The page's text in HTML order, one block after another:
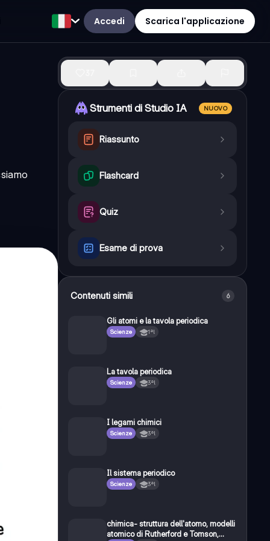
Accedi Scarica l'applicazione
Strumenti di Studio IA NUOVO
Riassunto
Flashcard
Quiz
Esame di prova
Contenuti simili 6
Gli atomi e la tavola periodica
Scienze 1ªl
La tavola periodica
Scienze 3ªl
I legami chimici
Scienze 3ªl
Il sistema periodico
Scienze 3ªl
chimica- struttura dell'atomo, modelli
atomico di Rutherford e Tomson,